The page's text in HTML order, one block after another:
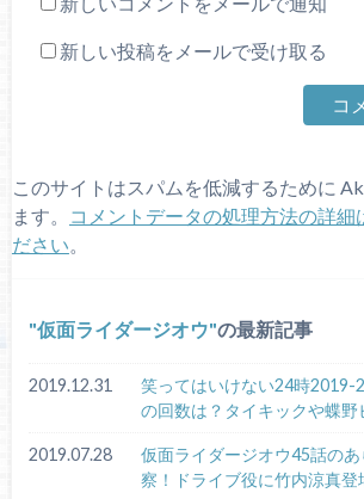
新しい投稿をメールで受け取る
このサイトはスパムを低減するために
ます。
コメントデータの処理方法の詳細
ださい。
仮面ライダージオウ の最新記事
2019.12.31
笑ってはいけない24時2019-
の回数は？タイキックや蝶野
2019.07.28
仮面ライダージオウ45話の
察！ドライブ役に竹内涼真登